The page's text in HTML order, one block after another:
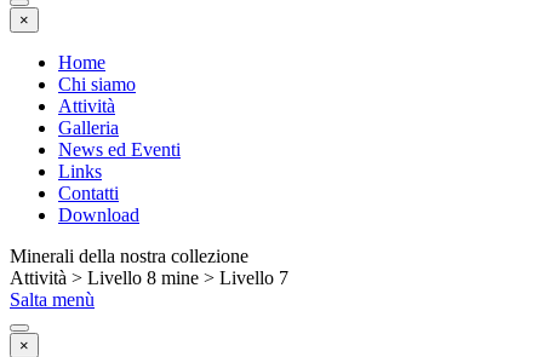
×
Home
Chi siamo
Attività
Galleria
News ed Eventi
Links
Contatti
Download
Minerali della nostra collezione
Attività > Livello 8 mine > Livello 7
Salta menù
×